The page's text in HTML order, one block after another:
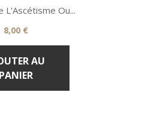
rapide
L'Ascétisme Ou...
Prix
8,00 €
AU
PANIER